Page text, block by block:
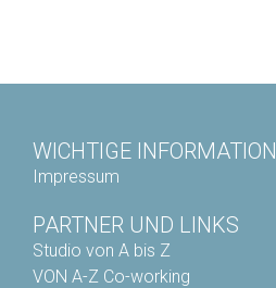
WICHTIGE INFORMATION
Impressum
PARTNER UND LINKS
Studio von A bis Z
VON A-Z Co-working